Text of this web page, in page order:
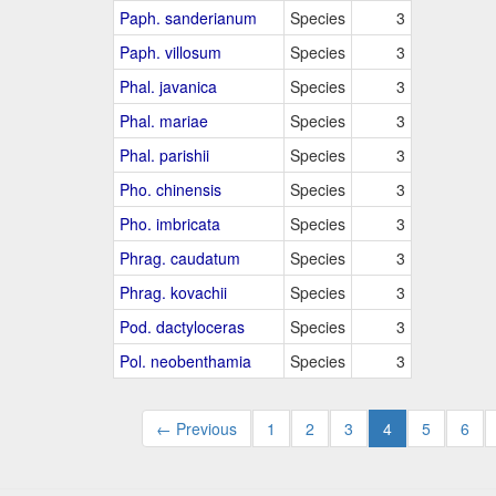
Paph. sanderianum
Species
3
Paph. villosum
Species
3
Phal. javanica
Species
3
Phal. mariae
Species
3
Phal. parishii
Species
3
Pho. chinensis
Species
3
Pho. imbricata
Species
3
Phrag. caudatum
Species
3
Phrag. kovachii
Species
3
Pod. dactyloceras
Species
3
Pol. neobenthamia
Species 3
← Previous 1 2 3 4 5 6